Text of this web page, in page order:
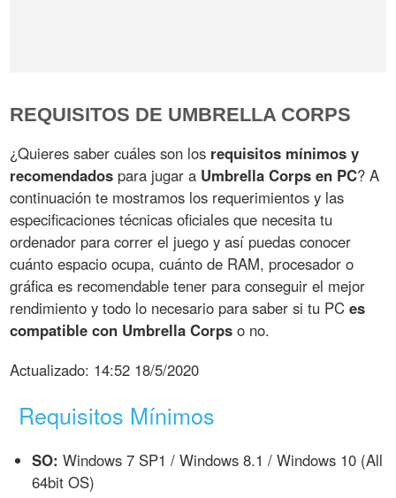
REQUISITOS DE UMBRELLA CORPS
¿Quieres saber cuáles son los requisitos mínimos y
recomendados para jugar a Umbrella Corps en PC? A
continuación te mostramos los requerimientos y las
especificaciones técnicas oficiales que necesita tu
ordenador para correr el juego y así puedas conocer
cuánto espacio ocupa, cuánto de RAM, procesador o
gráfica es recomendable tener para conseguir el mejor
rendimiento y todo lo necesario para saber si tu PCes
compatible con Umbrella Corps o no.
Actualizado: 14:52 18/5/2020
Requisitos Mínimos
SO: Windows 7 SP1 / Windows 8.1 / Windows 10 (All
64bit OS)